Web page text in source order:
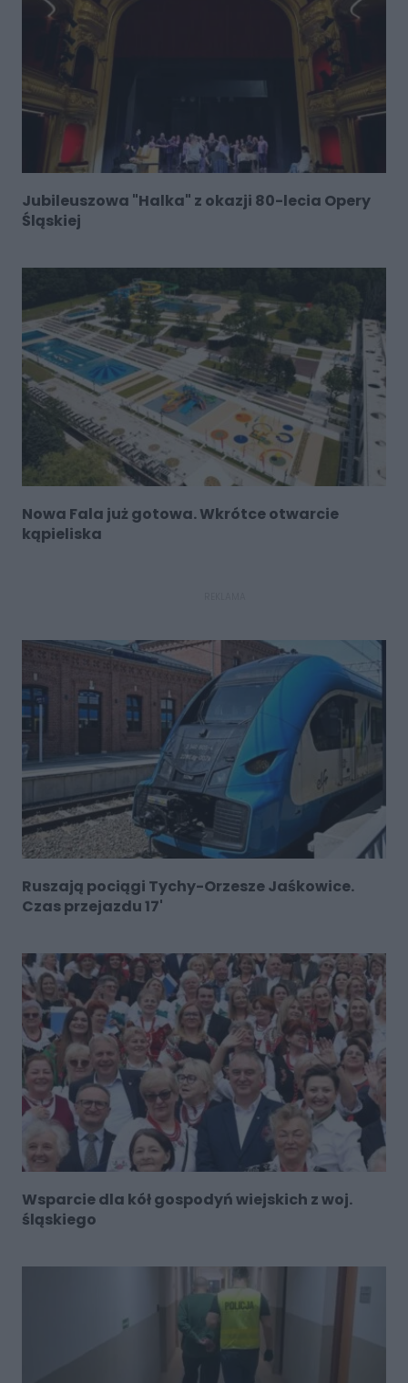
Jubileuszowa "Halka" z okazji 80-lecia Opery
Śląskiej
Nowa Fala już gotowa. Wkrótce otwarcie
kąpieliska
Ruszają pociągi Tychy-Orzesze Jaśkowice.
Czas przejazdu 17'
Wsparcie dla kół gospodyń wiejskich z woj.
śląskiego